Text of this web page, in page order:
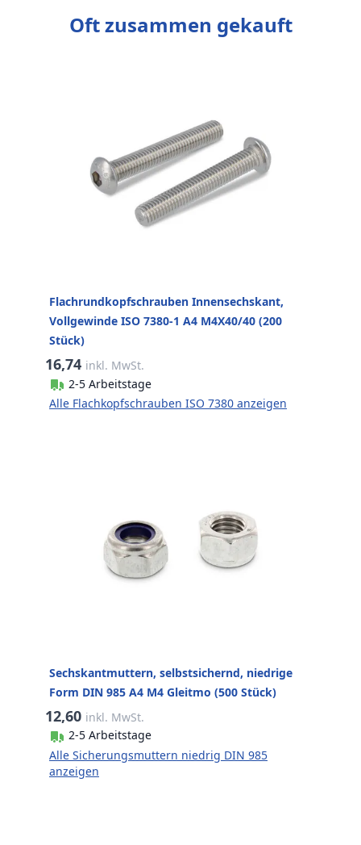
Oft zusammen gekauft
Flachrundkopfschrauben Innensechskant,
Vollgewinde ISO 7380-1 A4 M4X40/40 (200
Stück)
16,74 inkl. MwSt.
2-5 Arbeitstage
Alle Flachkopfschrauben ISO 7380 anzeigen
Sechskantmuttern, selbstsichernd, niedrige
Form DIN 985 A4 M4 Gleitmo (500 Stück)
12,60 inkl. MwSt.
2-5 Arbeitstage
Alle Sicherungsmuttern niedrig DIN 985
anzeigen